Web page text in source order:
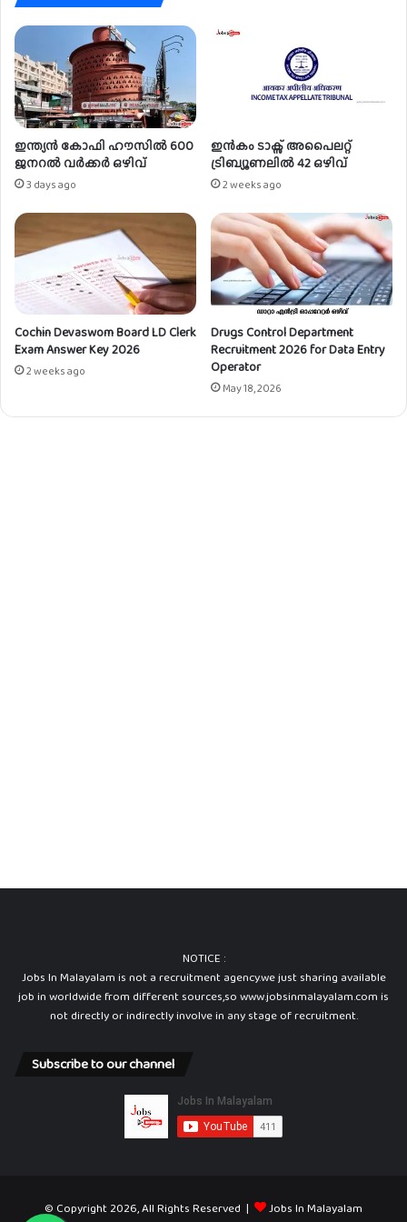
ഇന്ത്യൻ കോഫി ഹൗസിൽ 600
ജനറൽ വർക്കർ ഒഴിവ്
3 days ago
ഇൻകം ടാക്സ് അപൈലറ്റ്
ട്രിബ്യൂണലിൽ 42 ഒഴിവ്
2 weeks ago
Cochin Devaswom Board LD Clerk
Exam Answer Key 2026
2 weeks ago
Drugs Control Department
Recruitment 2026 for Data Entry
Operator
May 18, 2026
NOTICE :
Jobs In Malayalam is not a recruitment agency.we just sharing available
job in worldwide from different sources,so www.jobsinmalayalam.com is
not directly or indirectly involve in any stage of recruitment.
Subscribe to our channel
© Copyright 2026, All Rights Reserved | Jobs In Malayalam